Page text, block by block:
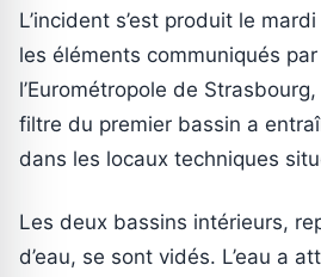
L’incident s’est produit le
les éléments communiqués
l’Eurométropole de
filtre du premier bassin a
dans les locaux techniques
Les deux bassins intérieurs,
d’eau, se sont vidés. L’eau a